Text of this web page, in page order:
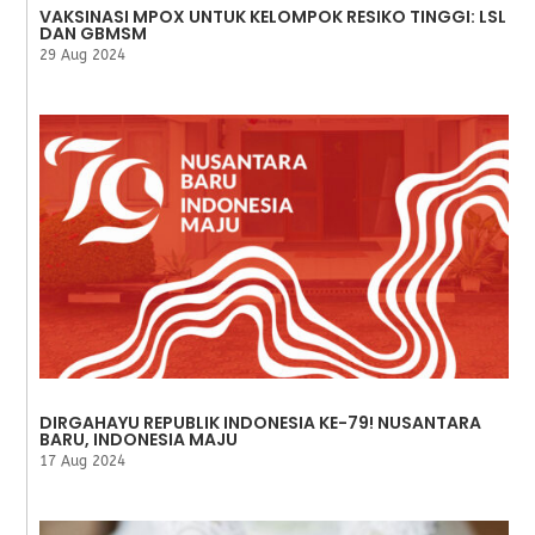
VAKSINASI MPOX UNTUK KELOMPOK RESIKO TINGGI: LSL
DAN GBMSM
29 Aug 2024
DIRGAHAYU REPUBLIK INDONESIA KE-79! NUSANTARA
BARU, INDONESIA MAJU
17 Aug 2024